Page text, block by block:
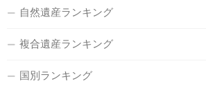
自然遺産ランキング
複合遺産ランキング
国別ランキング